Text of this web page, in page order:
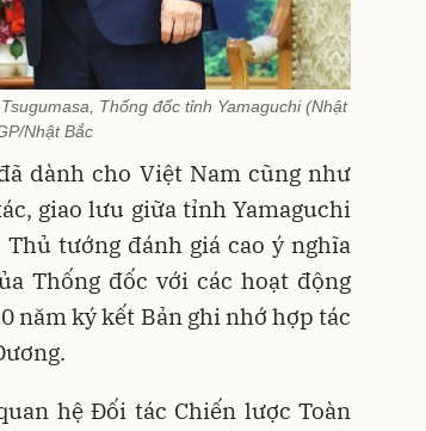
Thống đốc tỉnh Yamaguchi (Nhật
Nhật Bắc
dành cho Việt Nam cũng như
giao lưu giữa tỉnh Yamaguchi
tướng đánh giá cao ý nghĩa
Thống đốc với các hoạt động
năm ký kết Bản ghi nhớ hợp tác
hệ Đối tác Chiến lược Toàn